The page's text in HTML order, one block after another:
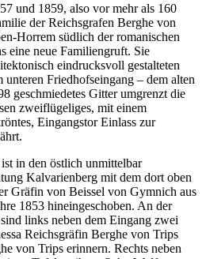
und 1859, also vor mehr als 160
der Reichsgrafen Berghe von
Horrem südlich der romanischen
eine neue Familiengruft. Sie
eindrucksvoll gestalteten
unteren Friedhofseingang – dem alten
geschmiedetes Gitter umgrenzt die
zweiflügeliges, mit einem
Eingangstor Einlass zur
in den östlich unmittelbar
Kalvarienberg mit dem dort oben
Gräfin von Beissel von Gymnich aus
1853 hineingeschoben. An der
links neben dem Eingang zwei
Reichsgräfin Berghe von Trips
von Trips erinnern. Rechts neben